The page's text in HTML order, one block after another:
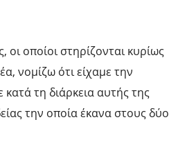
οποίοι στηρίζονται κυρίως
νομίζω ότι είχαμε την
τη διάρκεια αυτής της
την οποία έκανα στους δύο